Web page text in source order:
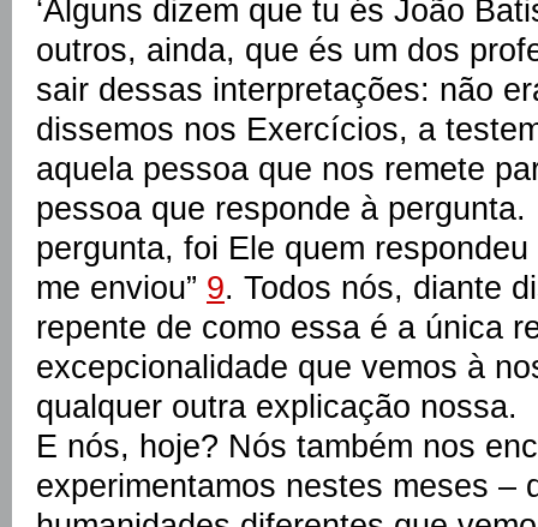
‘Alguns dizem que tu és João
outros, ainda, que és um dos
sair dessas interpretações: não
dissemos nos Exercícios, a
aquela pessoa que nos remete
pessoa que responde à
pergunta, foi Ele quem
me enviou” 9. Todos nós, diante
repente de como essa é a única
excepcionalidade que vemos à
qualquer outra explicação nossa.
E nós, hoje? Nós também nos
experimentamos nestes meses –